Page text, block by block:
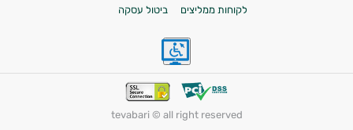
לקוחות ממליצים
ביטול עסקה
tevabari © all right reserved